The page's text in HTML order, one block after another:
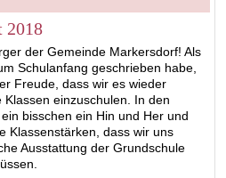
2018
der Gemeinde Markersdorf! Als
Schulanfang geschrieben habe,
Freude, dass wir es wieder
einzuschulen. In den
bisschen ein Hin und Her und
Klassenstärken, dass wir uns
Ausstattung der Grundschule